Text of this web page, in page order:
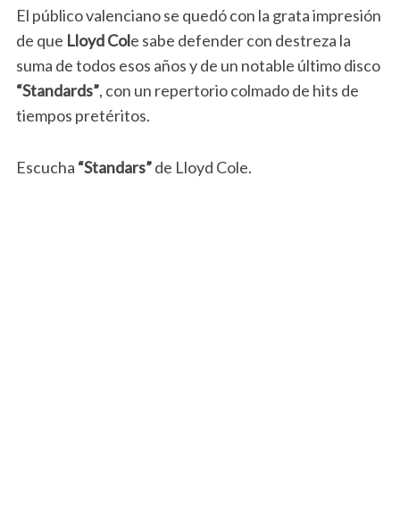
El público valenciano se quedó con la grata impresión
de que Lloyd Cole sabe defender con destreza la
suma de todos esos años y de un notable último disco
“Standards”, con un repertorio colmado de hits de
tiempos pretéritos.
Escucha “Standars”de Lloyd Cole.